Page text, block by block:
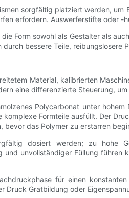
sorgfältig platziert werden,
erfordern. Auswerferstifte oder
Form sowohl als Gestalter als
bessere Teile,
Material, kalibrierten
eine differenzierte Steuerung,
Polycarbonat unter
Formteile ausfüllt. Der
bevor das Polymer zu erstarren
dosiert werden; zu hohe
unvollständiger Füllung
für einen
Druck Gratbildung oder